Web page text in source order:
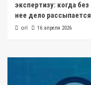
экспертизу: когда без
нее дело рассыпается
ori 16 апреля 2026